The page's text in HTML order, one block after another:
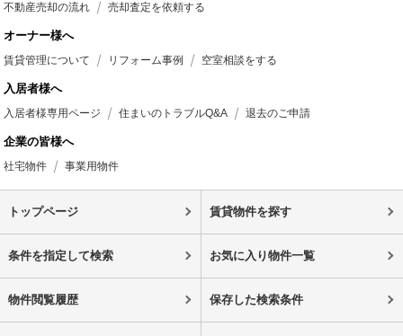
不動産売却の流れ
売却査定を依頼する
オーナー様へ
賃貸管理について リフォーム事例 空室相談をする
入居者様へ
入居者様専用ページ 住まいのトラブルQ&A 退去のご申請
企業の皆様へ
社宅物件 事業用物件
トップページ 賃貸物件を探す
条件を指定して検索 お気に入り物件一覧
物件閲覧履歴 保存した検索条件